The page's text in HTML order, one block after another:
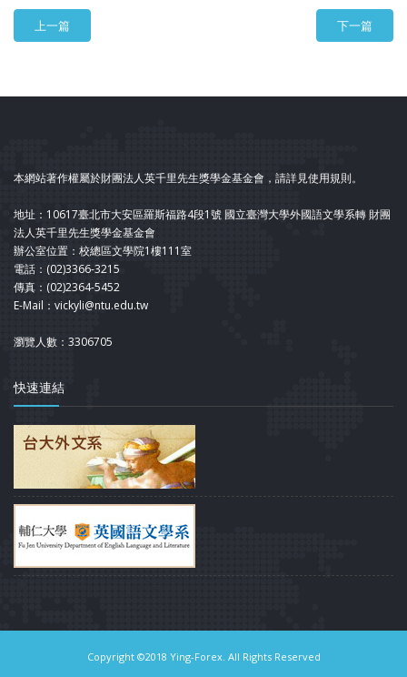
上一篇 下一篇
本網站著作權屬於財團法人英千里先生獎學金基金會，請詳見使用規則。
地址：10617臺北市大安區羅斯福路4段1號 國立臺灣大學外國語文學系轉 財團
法人英千里先生獎學金基金會
辦公室位置：校總區文學院1樓111室
電話：(02)3366-3215
傳真：(02)2364-5452
E-Mail：vickyli@ntu.edu.tw
瀏覽人數：3306705
快速連結
Copyright ©2018 Ying-Forex. All Rights Reserved